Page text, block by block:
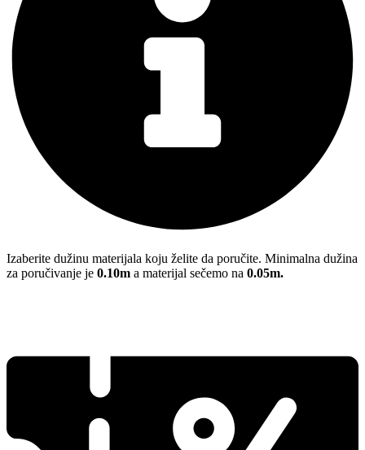
Izaberite dužinu materijala koju želite da poručite. Minimalna dužina
za poručivanje je 0.10m a materijal sečemo na 0.05m.